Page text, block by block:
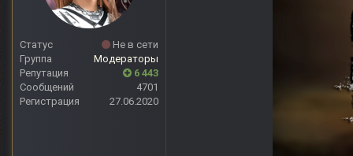
Статус
Не в сети
Группа
Модераторы
Репутация
6 443
Сообщений
4701
Регистрация
27.06.2020